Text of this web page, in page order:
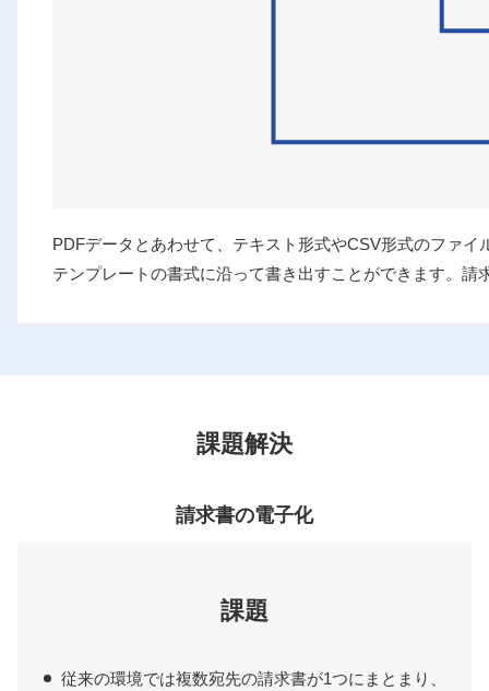
PDFデータとあわせて、テキスト形式やCSV形式のファ
テンプレートの書式に沿って書き出すことができます。
課題解決
請求書の電子化
課題
従来の環境では複数宛先の請求書が1つにまとまり、